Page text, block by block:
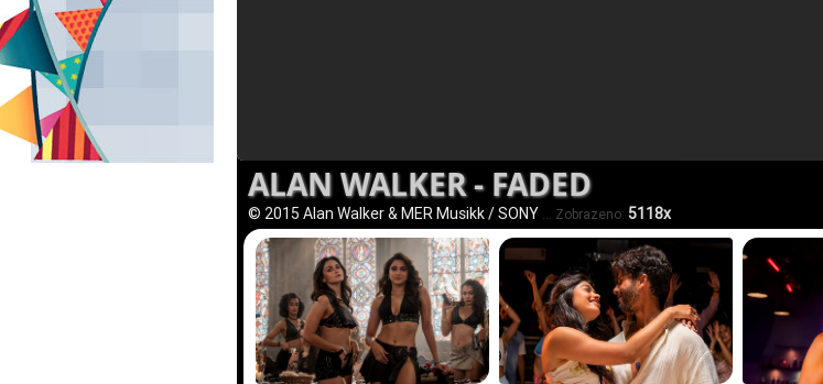
ALAN WALKER - FADED
© 2015 Alan Walker & MER Musikk / SONY ... Zobrazeno: 5118x